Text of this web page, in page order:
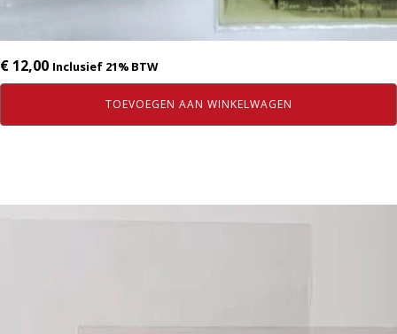
€ 12,00 Inclusief 21% BTW
TOEVOEGEN AAN WINKELWAGEN